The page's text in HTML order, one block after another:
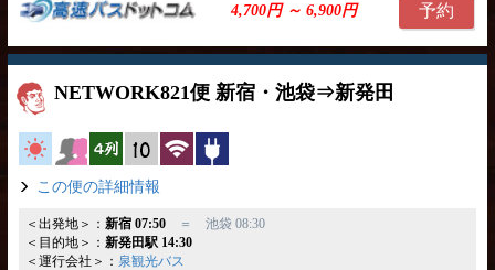
4,700円 ～ 6,900円 予約
NETWORK821便 新宿・池袋⇒新発田
高速バス女性安心
横4列 縦10列 無線LAN
この便の詳細情報
＜出発地＞： 新宿 07:50＝ 池袋 08:30
＜目的地＞： 新発田駅 14:30
＜運行会社＞： 泉観光バス